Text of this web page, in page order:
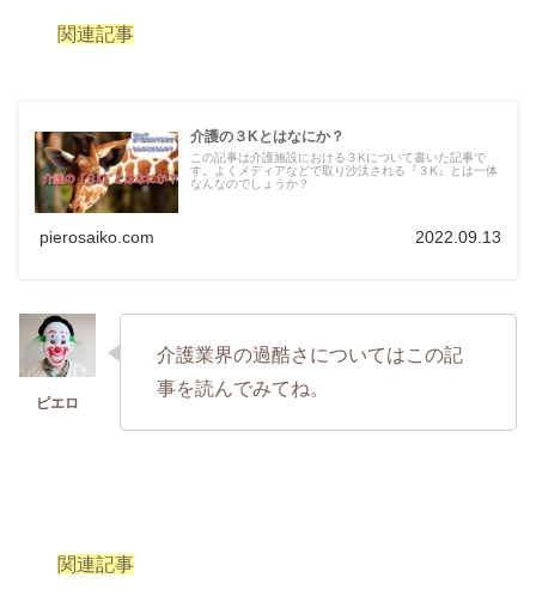
関連記事
介護の３Kとはなにか？
この記事は介護施設における３Kについて書いた記事で
す。よくメディアなどで取り沙汰される『３K』とは一体
なんなのでしょうか？
pierosaiko.com 2022.09.13
介護業界の過酷さについてはこの記
事を読んでみてね。
関連記事